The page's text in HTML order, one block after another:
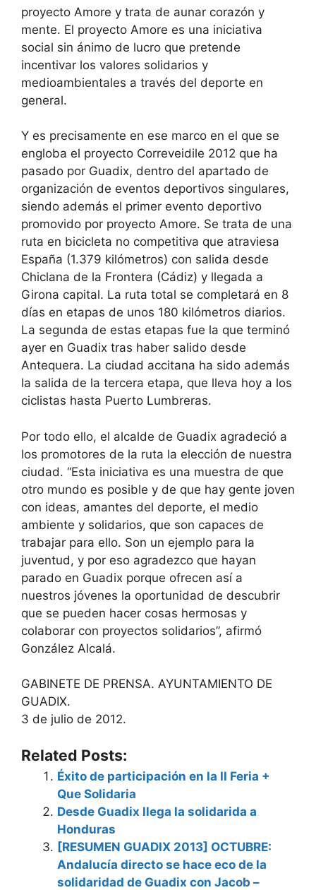
proyecto Amore y trata de aunar corazón y
mente. El proyecto Amore es una iniciativa
social sin ánimo de lucro que pretende
incentivar los valores solidarios y
medioambientales a través del deporte en
general.
Y es precisamente en ese marco en el que se
engloba el proyecto Correveidile 2012 que ha
pasado por Guadix, dentro del apartado de
organización de eventos deportivos singulares,
siendo además el primer evento deportivo
promovido por proyecto Amore. Se trata de una
ruta en bicicleta no competitiva que atraviesa
España (1.379 kilómetros) con salida desde
Chiclana de la Frontera (Cádiz) y llegada a
Girona capital. La ruta total se completará en 8
días en etapas de unos 180 kilómetros diarios.
La segunda de estas etapas fue la que terminó
ayer en Guadix tras haber salido desde
Antequera. La ciudad accitana ha sido además
la salida de la tercera etapa, que lleva hoy a los
ciclistas hasta Puerto Lumbreras.
Por todo ello, el alcalde de Guadix agradeció a
los promotores de la ruta la elección de nuestra
ciudad. “Esta iniciativa es una muestra de que
otro mundo es posible y de que hay gente joven
con ideas, amantes del deporte, el medio
ambiente y solidarios, que son capaces de
trabajar para ello. Son un ejemplo para la
juventud, y por eso agradezco que hayan
parado en Guadix porque ofrecen así a
nuestros jóvenes la oportunidad de descubrir
que se pueden hacer cosas hermosas y
colaborar con proyectos solidarios”, afirmó
González Alcalá.
GABINETE DE PRENSA. AYUNTAMIENTO DE
GUADIX.
3 de julio de 2012.
Related Posts:
Éxito de participación en la II Feria +
Que Solidaria
Desde Guadix llega la solidarida a
Honduras
[RESUMEN GUADIX 2013] OCTUBRE:
Andalucía directo se hace eco de la
solidaridad de Guadix con Jacob –